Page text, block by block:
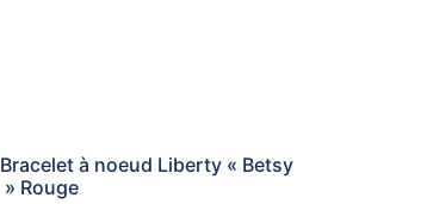
Bracelet à noeud Liberty « Betsy
» Rouge